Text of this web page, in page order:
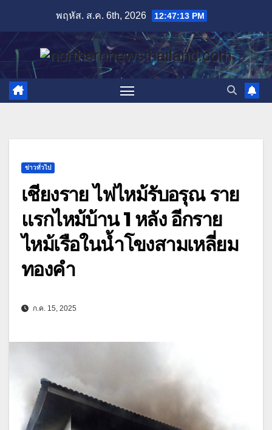
content
พฤหัส. ส.ค. 6th, 2026 12:47:15 PM
ข่าวทั่วไป
เชียงราย ไฟไหม้รับอรุณ ราย
แรกไหม้บ้าน 1 หลัง อีกราย
ไหม้เรือในน้ำโขงสามเหลี่ยม
ทองคำ
ก.ค. 15, 2025